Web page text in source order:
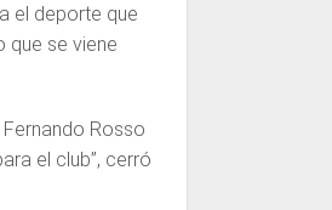
el deporte que
que se viene
Rosso
el club”, cerró